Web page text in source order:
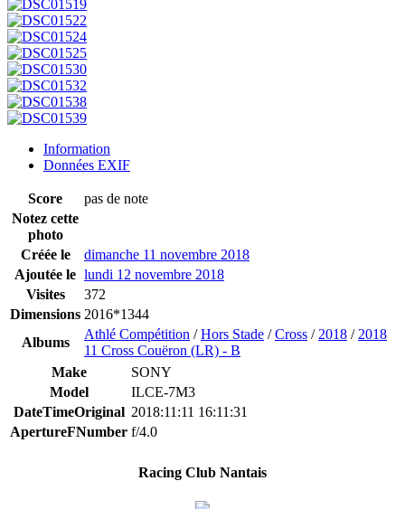
Information
Données EXIF
Score
pas de note
Notez cette
photo
Créée le
dimanche 11 novembre 2018
Ajoutée le lundi 12 novembre 2018
Visites
372
Dimensions 2016*1344
Albums
Athlé Compétition /Hors Stade /Cross / 2018 / 2018
11 Cross Couëron (LR) - B
Make
SONY
Model
ILCE-7M3
DateTimeOriginal 2018:11:11 16:11:31
ApertureFNumber f/4.0
Racing Club Nantais